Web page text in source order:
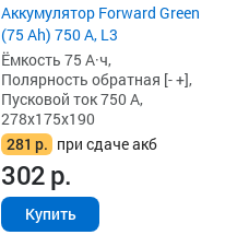
Аккумулятор Forward Green
(75 Ah) 750 А, L3
Ёмкость 75 А·ч,
Полярность обратная [- +],
Пусковой ток 750 А,
278x175x190
281 р. при сдаче акб
302р.
Купить